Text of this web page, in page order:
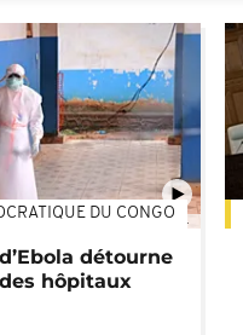
01:34
DU CONGO
détourne
hôpitaux